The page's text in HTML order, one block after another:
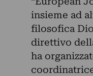
insieme ad
filosofica
direttivo
ha